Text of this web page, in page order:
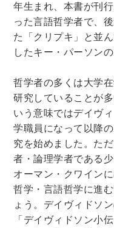
年生まれ、本書が刊
った言語哲学者で、
た「クリプキ」と並
したキー・パーソン
哲学者の多くは大学
研究していることが
いう意味ではデイヴ
学職員になって以降
究を始めました。た
者・論理学者である
オーマン・クワイン
哲学・言語哲学に進
ょう。デイヴィドソ
「デイヴィドソン小